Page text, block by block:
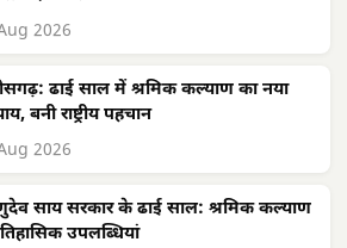
2026
ढाई साल में श्रमिक कल्याण का नया
बनी राष्ट्रीय पहचान
2026
साय सरकार के ढाई साल: श्रमिक कल्याण
उपलब्धियां